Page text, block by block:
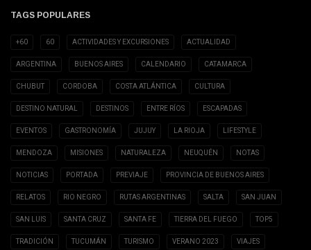
TAGS POPULARES
+60 60 ACTIVIDADES Y EXCURSIONES ACTUALIDAD
ARGENTINA BUENOS AIRES CALENDARIO CATAMARCA
CHUBUT CORDOBA COSTA ATLÁNTICA CULTURA
DESTINO NATURAL DESTINOS ENTRE RÍOS ESCAPADAS
EVENTOS GASTRONOMÍA JUJUY LA RIOJA LIFESTYLE
MENDOZA MISIONES NATURALEZA NEUQUÉN NOTAS
NOTICIAS PORTADA PREVIAJE PROVINCIA DE BUENOS AIRES
RELATOS RIO NEGRO RUTAS ARGENTINAS SALTA SAN JUAN
SAN LUIS SANTA CRUZ SANTA FE TIERRA DEL FUEGO TOP5
TRADICIÓN TUCUMÁN TURISMO VERANO 2023 VIAJES